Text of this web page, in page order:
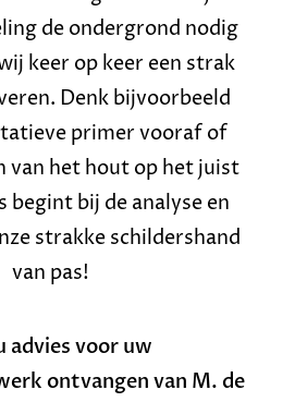
de ondergrond nodig
keer op keer een strak
Denk bijvoorbeeld
primer vooraf of
van het hout op het juist
begint bij de analyse en
strakke schildershand
van pas!
advies voor uw
ontvangen van M. de